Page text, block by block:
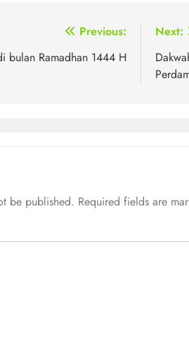
Previous:
bulan Ramadhan 1444 H
Next:
be published. Required fields are